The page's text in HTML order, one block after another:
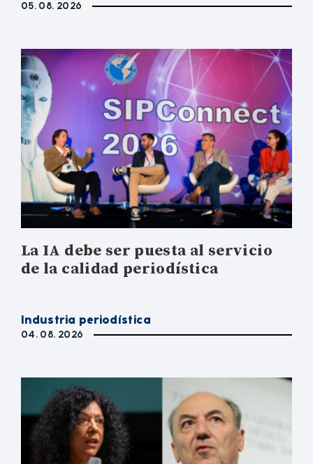
05. 08. 2026
La IA debe ser puesta al servicio
de la calidad periodística
Industria periodística
04. 08. 2026